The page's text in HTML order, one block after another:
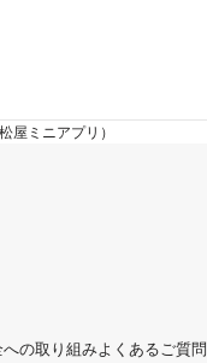
屋ミニアプリ）
への取り組みよくあるご質問